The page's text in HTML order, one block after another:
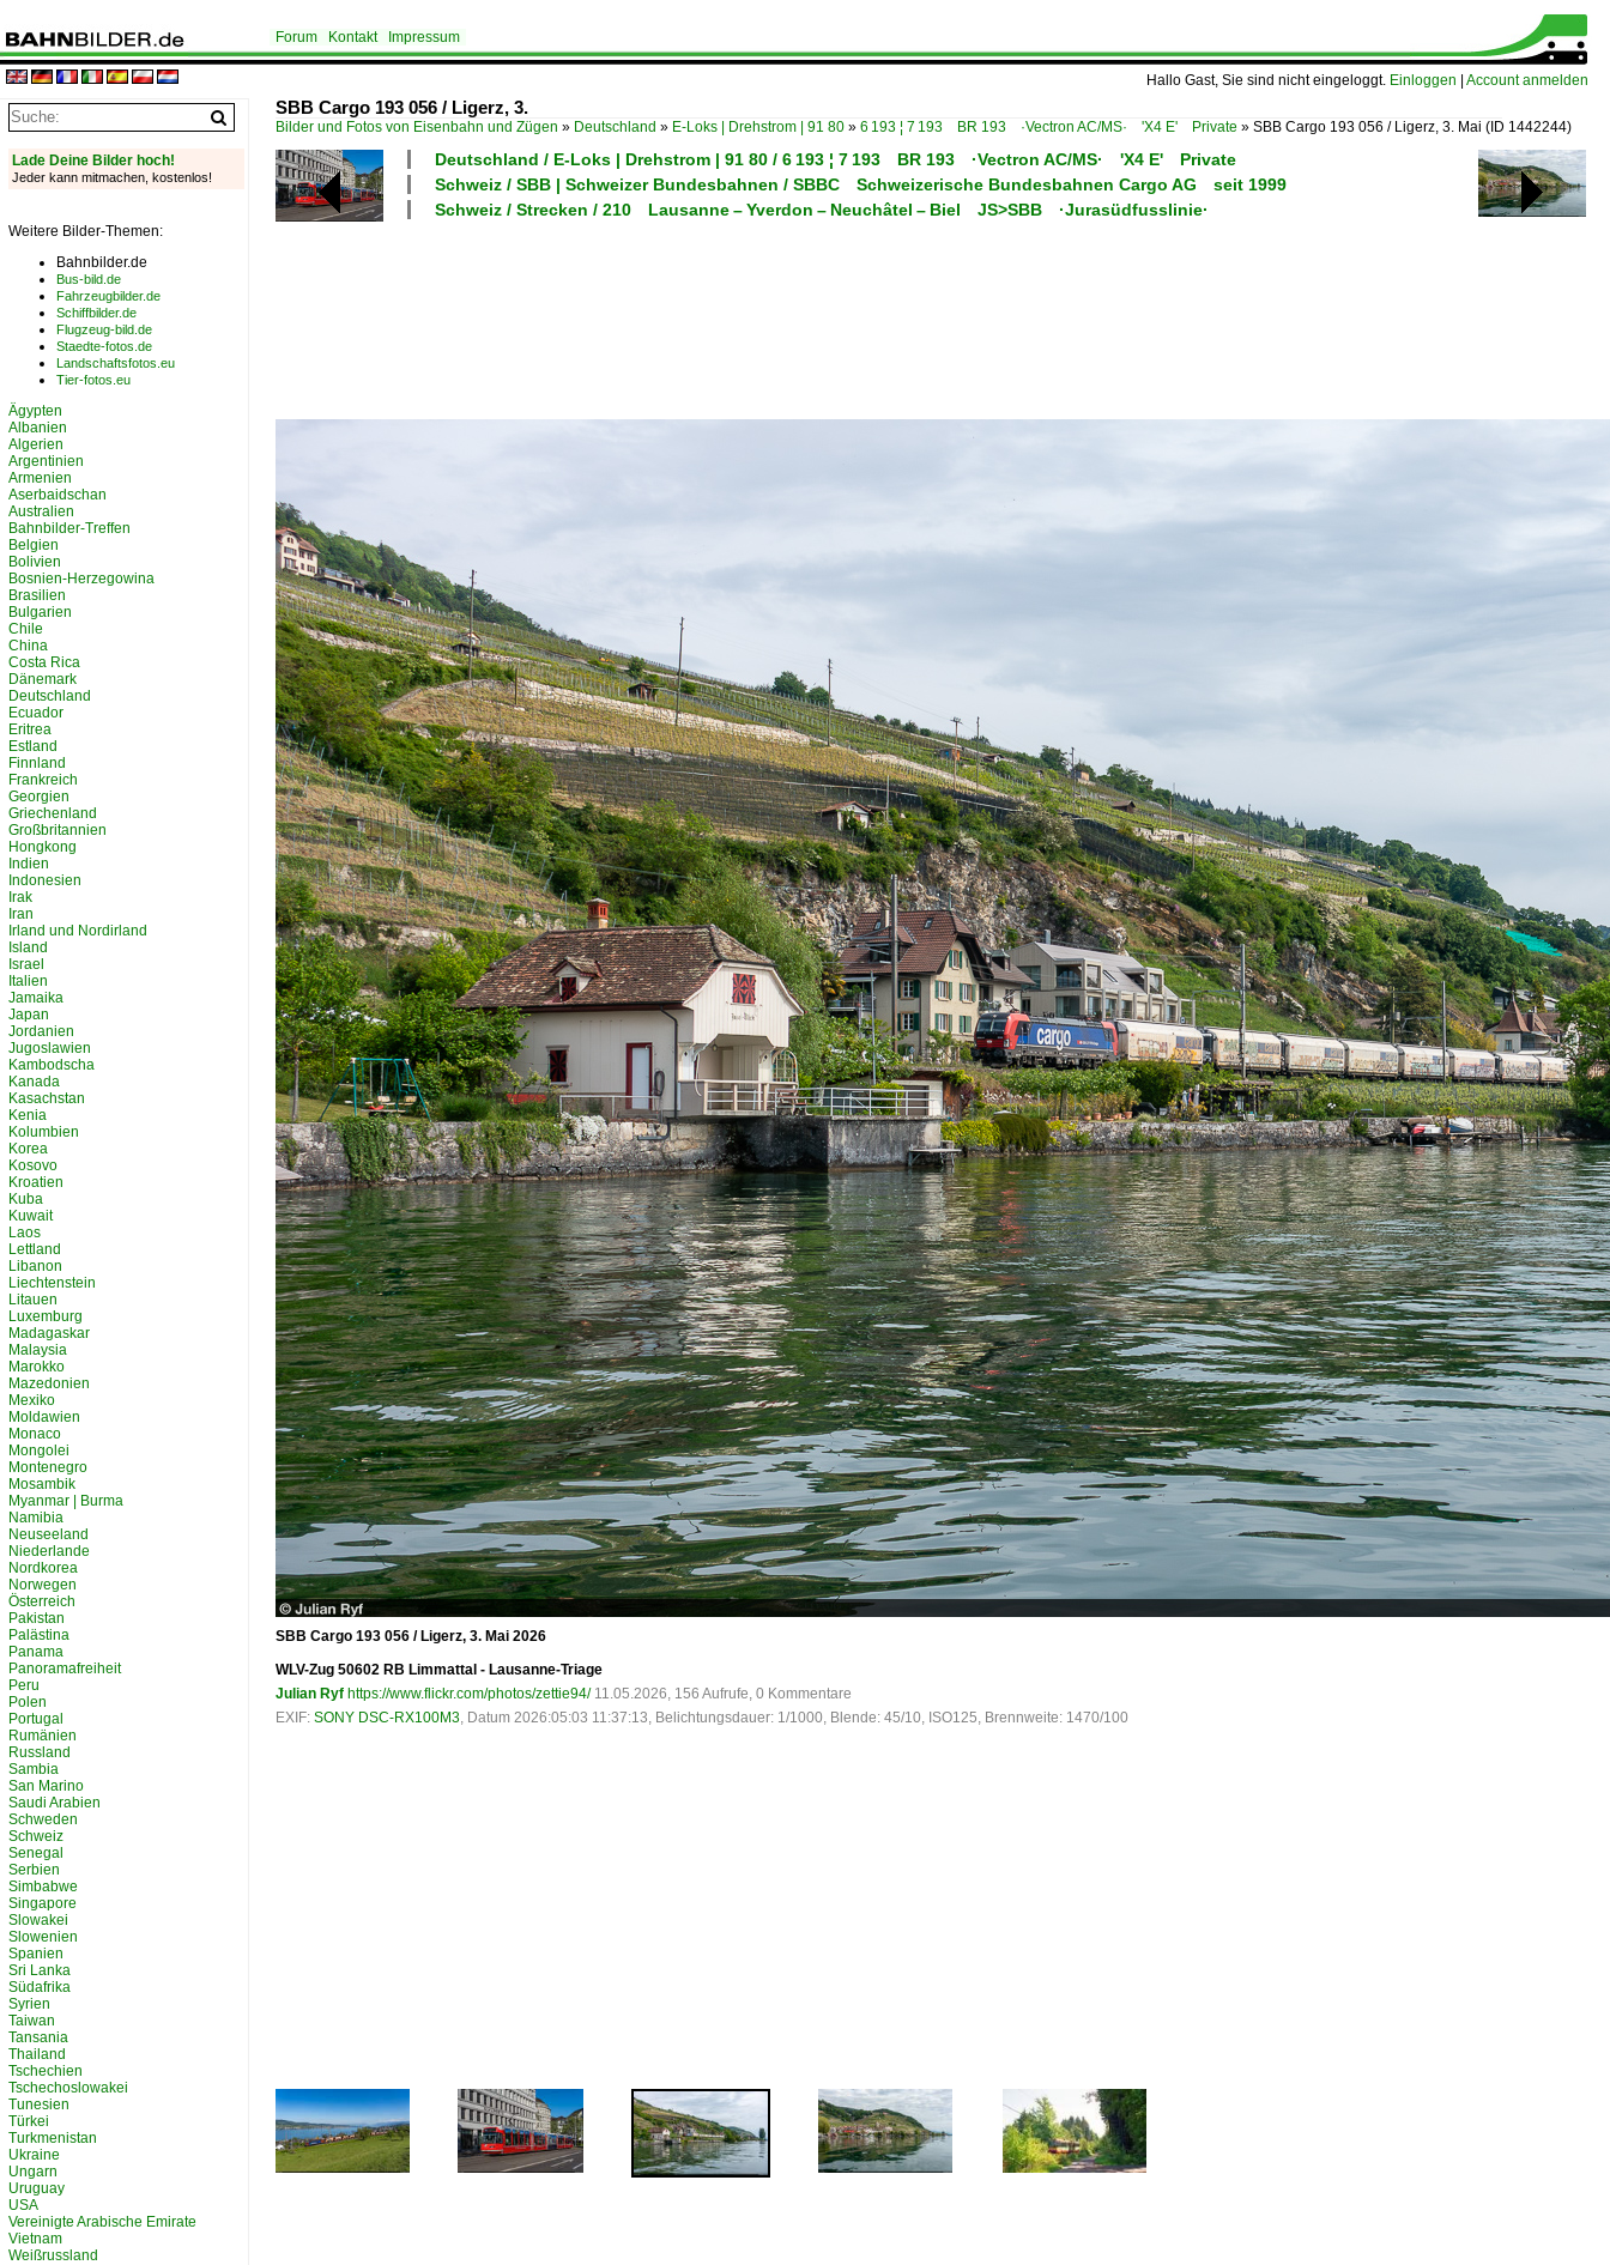
Hallo Gast, Sie sind nicht eingeloggt. Einloggen Account anmelden
Forum Kontakt Impressum
SBB Cargo 193 056 / Ligerz, 3.
Bilder und Fotos von Eisenbahn und Zügen » Deutschland » E-Loks | Drehstrom | 91 80 » 6 193 ¦ 7 193 BR 193 ·Vectron AC/MS· 'X4 E' Private » SBB Cargo 193 056 / Ligerz, 3. Mai (ID 1442244)
Deutschland / E-Loks | Drehstrom | 91 80 / 6 193 ¦ 7 193 BR 193 ·Vectron AC/MS· 'X4 E' Private
Schweiz / SBB | Schweizer Bundesbahnen / SBBC Schweizerische Bundesbahnen Cargo AG seit 1999
Schweiz / Strecken / 210 Lausanne – Yverdon – Neuchâtel – Biel JS>SBB ·Jurasüdfusslinie·
SBB Cargo 193 056 / Ligerz, 3. Mai 2026
WLV-Zug 50602 RB Limmattal - Lausanne-Triage
Julian Ryf https://www.flickr.com/photos/zettie94/ 11.05.2026, 156 Aufrufe, 0 Kommentare
EXIF: SONY DSC-RX100M3, Datum 2026:05:03 11:37:13, Belichtungsdauer: 1/1000, Blende: 45/10, ISO125, Brennweite: 1470/100
Lade Deine Bilder hoch!
Jeder kann mitmachen, kostenlos!
Weitere Bilder-Themen:
Bahnbilder.de
Bus-bild.de
Fahrzeugbilder.de
Schiffbilder.de
Flugzeug-bild.de
Staedte-fotos.de
Landschaftsfotos.eu
Tier-fotos.eu
Ägypten
Albanien
Algerien
Argentinien
Armenien
Aserbaidschan
Australien
Bahnbilder-Treffen
Belgien
Bolivien
Bosnien-Herzegowina
Brasilien
Bulgarien
Chile
China
Costa Rica
Dänemark
Deutschland
Ecuador
Eritrea
Estland
Finnland
Frankreich
Georgien
Griechenland
Großbritannien
Hongkong
Indien
Indonesien
Irak
Iran
Irland und Nordirland
Island
Israel
Italien
Jamaika
Japan
Jordanien
Jugoslawien
Kambodscha
Kanada
Kasachstan
Kenia
Kolumbien
Korea
Kosovo
Kroatien
Kuba
Kuwait
Laos
Lettland
Libanon
Liechtenstein
Litauen
Luxemburg
Madagaskar
Malaysia
Marokko
Mazedonien
Mexiko
Moldawien
Monaco
Mongolei
Montenegro
Mosambik
Myanmar | Burma
Namibia
Neuseeland
Niederlande
Nordkorea
Norwegen
Österreich
Pakistan
Palästina
Panama
Panoramafreiheit
Peru
Polen
Portugal
Rumänien
Russland
Sambia
San Marino
Saudi Arabien
Schweden
Schweiz
Senegal
Serbien
Simbabwe
Singapore
Slowakei
Slowenien
Spanien
Sri Lanka
Südafrika
Syrien
Taiwan
Tansania
Thailand
Tschechien
Tschechoslowakei
Tunesien
Türkei
Turkmenistan
Ukraine
Ungarn
Uruguay
USA
Vereinigte Arabische Emirate
Vietnam
Weißrussland